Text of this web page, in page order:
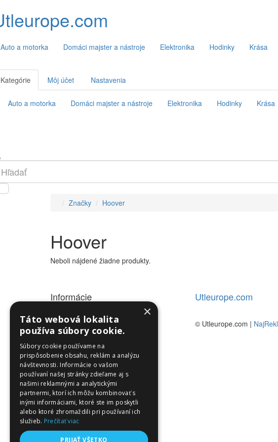
Auto a motorka Domáci majster a nástroje Elektronika Hodinky Krása
Kategórie Môj účet Nastavenia
Auto a motorka Domáci majster a nástroje Elektronika Hodinky Krása
Značky Hoover
Hoover
Neboli nájdené žiadne produkty.
Informácie Utleurope.com
© Utleurope.com |
×
Táto webová lokalita
používa súbory cookie.
Súbory cookie používame na
prispôsobenie obsahu, reklám a analýzu
návštevnosti. Informácie o vašom
používaní našej stránky zdieľame aj s
našimi reklamnými a analytickými
partnermi, ktorí ich môžu kombinovať s
inými informáciami, ktoré ste im poskytli
alebo ktoré zhromaždili pri používaní ich
služieb. Prečítať viac
PRIJAŤ VŠETKO